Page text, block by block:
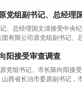
党组副书记、总经理
总经理国文清接受中央
限公司原党组副书记、
阳接受审查调查
党组书记、市长陈向阳
西省长治市委原副书记，